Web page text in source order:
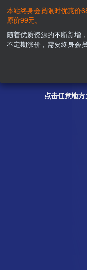
点击任意地方
点击任意地方
点击任意地方
点击任意地方
本站终身会员限时优惠价
原价99元。
随着优质资源的不断新增
不定期涨价，需要终身会